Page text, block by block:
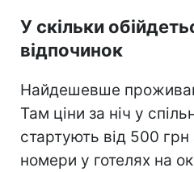
У скільки
відпочинок
Найдешевше
Там ціни за ніч у
стартують від 500 грн
номери у готелях на